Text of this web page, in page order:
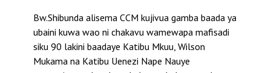
Bw.Shibunda alisema CCM kujivua gamba baada ya
ubaini kuwa wao ni chakavu wamewapa mafisadi
siku 90 lakini baadaye Katibu Mkuu, Wilson
Mukama na Katibu Uenezi Nape Nauye